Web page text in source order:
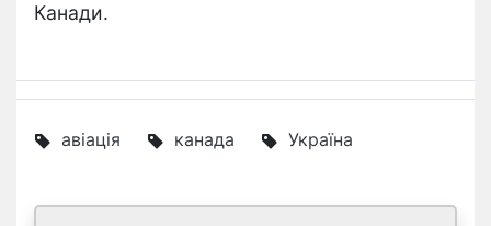
Канади.
авіація канада Україна